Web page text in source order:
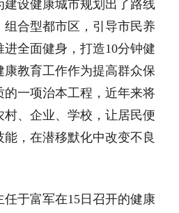
设健康城市规划出了路线
组合型都市区，引导市民养
全面健身，打造10分钟健
教育工作作为提高群众保
一项治本工程，近年来将
、企业、学校，让居民便
，在潜移默化中改变不良
于富军在15日召开的健康